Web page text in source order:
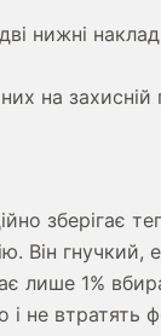
нижні
на захисній
зберігає
Він
лише 1%
не втратять